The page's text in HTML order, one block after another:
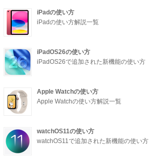
iPadの使い方
iPadの使い方解説一覧
iPadOS26の使い方
iPadOS26で追加された新機能の使い方
Apple Watchの使い方
Apple Watchの使い方解説一覧
watchOS11の使い方
watchOS11で追加された新機能の使い方